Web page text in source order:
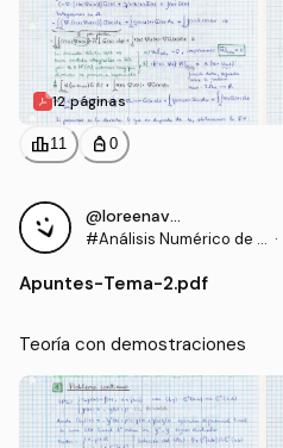
12 páginas
leaderboard11 personal_bag 0
@loreenavillalba
#Análisis Numérico de E
·
Apuntes-Tema-2.pdf
Teoría con demostraciones